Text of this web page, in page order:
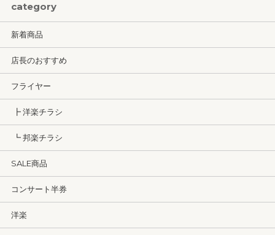
category
新着商品
店長のおすすめ
フライヤー
┣ 洋楽チラシ
┗ 邦楽チラシ
SALE商品
コンサート半券
洋楽